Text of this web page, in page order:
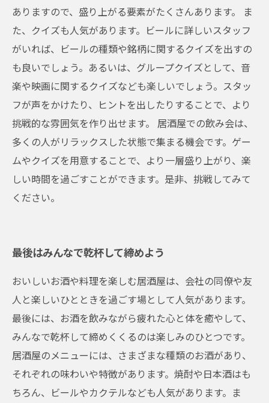
ありますので、盛り上がる要素がたくさんあります。 ま
た、クイズも人気があります。ビールに詳しいスタッフ
がいれば、ビールの種類や銘柄に関するクイズを出すの
も良いでしょう。あるいは、グループクイズとして、音
楽や映画に関するクイズなども楽しいでしょう。スタッ
フが声をかけたり、ヒントを出したりすることで、より
挑戦的な雰囲気を作り出せます。 居酒屋での飲み会は、
多くの人がリラックスした状態で集まる機会です。ゲー
ムやクイズを用意することで、より一層盛り上がり、楽
しい時間を過ごすことができます。是非、挑戦してみて
ください。
最後はみんなで乾杯して締めよう
おいしいお酒や料理を楽しむ居酒屋は、会社の同僚や友
人と楽しいひとときを過ごす場として人気があります。
最後には、お酒を飲みながら疲れた心と体を癒やして、
みんなで乾杯して締めくくるのは楽しみのひとつです。
居酒屋のメニューには、さまざまな種類のお酒があり、
それぞれの味わいや特徴があります。焼酎や日本酒はも
ちろん、ビールやカクテルなども人気があります。ま